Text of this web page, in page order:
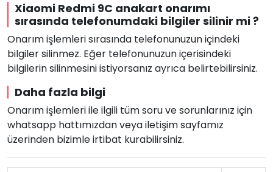
Xiaomi Redmi 9C anakart onarımı
sırasında telefonumdaki bilgiler silinir mi ?
Onarım işlemleri sırasında telefonunuzun içindeki
bilgiler silinmez. Eğer telefonunuzun içerisindeki
bilgilerin silinmesini istiyorsanız ayrıca belirtebilirsiniz.
Daha fazla bilgi
Onarım işlemleri ile ilgili tüm soru ve sorunlarınız için
whatsapp hattımızdan veya iletişim sayfamız
üzerinden bizimle irtibat kurabilirsiniz.